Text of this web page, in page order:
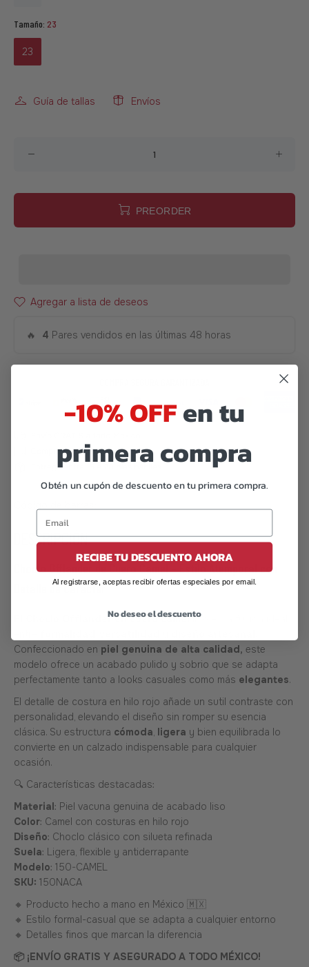
Tamaño: 23
23
Guía de tallas Envíos
PREORDER
Agregar a lista de deseos
🔥 4 Pares vendidos en las últimas 48 horas
DESCRIPCIÓN
Choclo Offlander de Cuero Camel – Estilo Atemporal con
Detalle de Carácter
El Choclo Offlander en cuero camelliso es la fusión ideal
Confeccionado en piel genuina de alta calidad, este
modelo ofrece un acabado pulido y sobrio que se adapta
perfectamente tanto a looks casuales como más elegantes.
El detalle de costura en hilo rojo añade un sutil contraste con
personalidad, elevando el diseño sin romper su esencia
clásica. Su estructura cómoda ligera y bien equilibrada lo
convierte en un calzado indispensable para cualquier
ocasión.
🔍 Características destacadas:
Material: Piel vacuna genuina de acabado liso
Color: Camel con costuras en hilo rojo
Diseño: Choclo clásico con silueta refinada
Suela: Ligera, flexible y antiderrapante
Modelo: 150-CAMEL
SKU: 150NACA
🔸 Producto hecho a mano en México 🇲🇽
🔸 Estilo formal-casual que se adapta a cualquier entorno
🔸 Detalles finos que marcan la diferencia
📦 ¡ENVÍO GRATIS Y ASEGURADO A TODO MÉXICO!
-10% OFFen tu
primera compra
Obtén un cupón de descuento en tu primera compra.
RECIBE TU DESCUENTO AHORA
Al registrarse, aceptas recibir ofertas especiales por email.
No deseo el descuento